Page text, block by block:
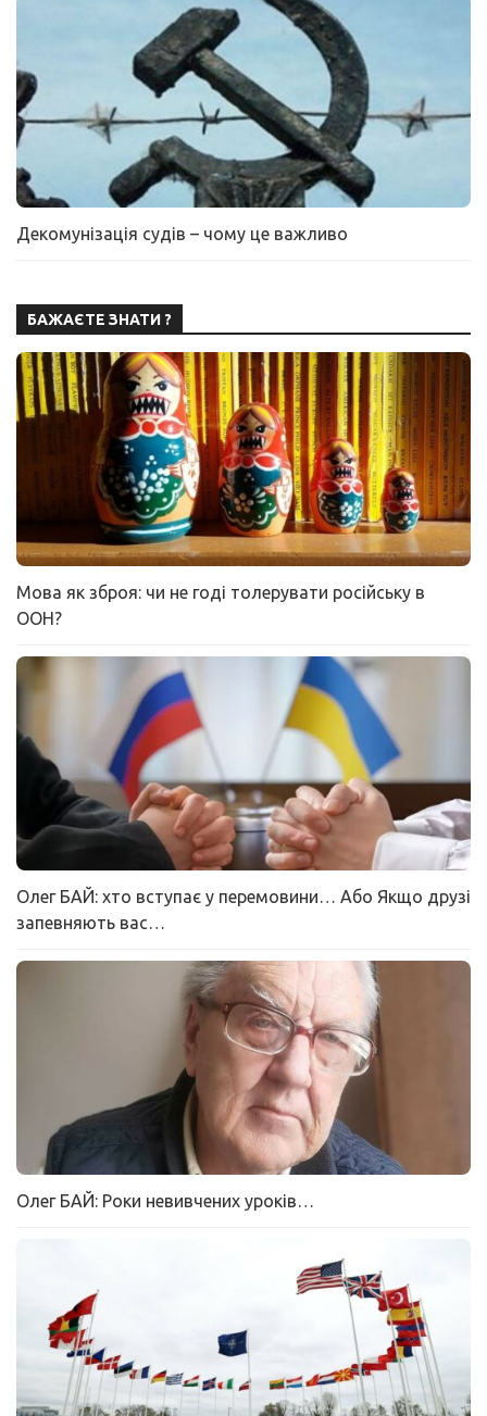
Декомунізація судів – чому це важливо
БАЖАЄТЕ ЗНАТИ ?
Мова як зброя: чи не годі толерувати російську в
ООН?
Олег БАЙ: хто вступає у перемовини… Або Якщо друзі
запевняють вас…
Олег БАЙ: Роки невивчених уроків…